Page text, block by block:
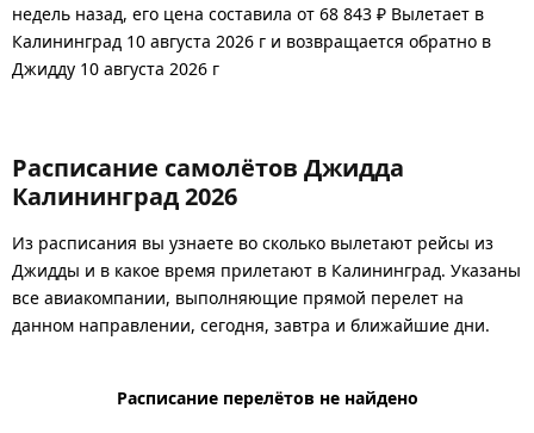
недель назад, его цена составила от 68 843 ₽ Вылетает в
Калининград 10 августа 2026 г и возвращается обратно в
Джидду 10 августа 2026 г
Расписание самолётов Джидда
Калининград 2026
Из расписания вы узнаете во сколько вылетают рейсы из
Джидды и в какое время прилетают в Калининград. Указаны
все авиакомпании, выполняющие прямой перелет на
данном направлении, сегодня, завтра и ближайшие дни.
Расписание перелётов не найдено